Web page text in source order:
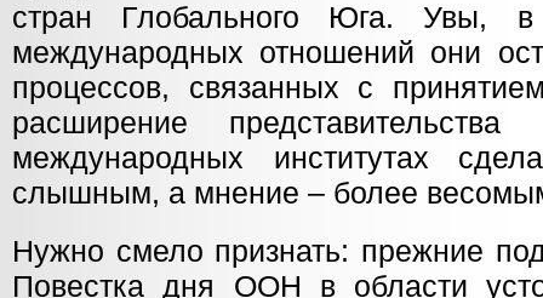
стран Глобального Юга. Увы,
международных отношений они
процессов, связанных с
расширение
международных институтах
слышным, а мнение – более
Нужно смело признать: прежние
Повестка дня ООН в области